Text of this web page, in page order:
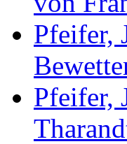
Pfeifer,
Pfeifer,